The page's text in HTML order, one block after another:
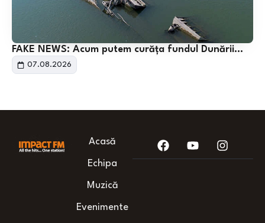
FAKE NEWS: Acum putem curăța fundul Dunării…
07.08.2026
Acasă
Echipa
Muzică
Evenimente